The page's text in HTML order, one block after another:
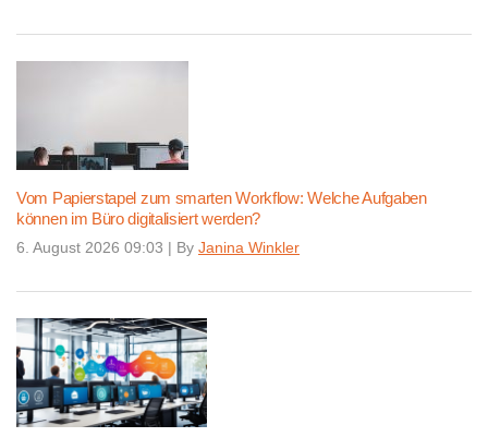
Vom Papierstapel zum smarten Workflow: Welche Aufgaben
können im Büro digitalisiert werden?
6. August 2026 09:03 | By Janina Winkler